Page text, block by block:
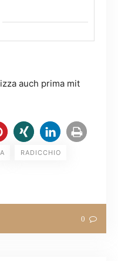
auch prima mit
RADICCHIO
0